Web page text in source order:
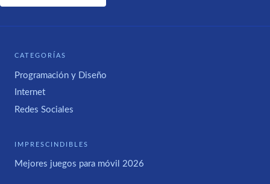
CATEGORÍAS
Programación y Diseño
Internet
Redes Sociales
IMPRESCINDIBLES
Mejores juegos para móvil 2026